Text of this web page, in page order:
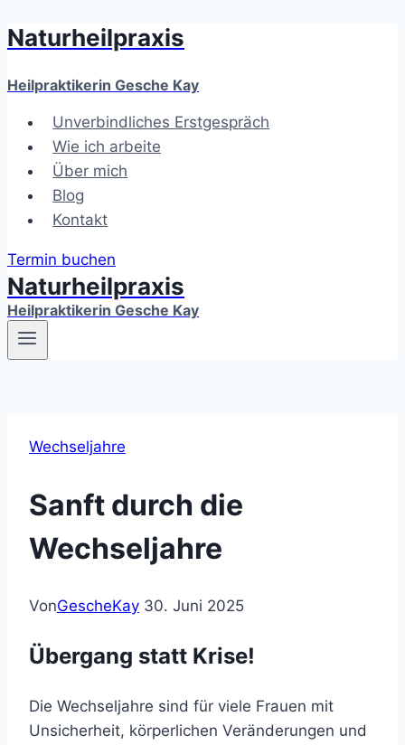
Zum
springen
Naturheilpraxis
Heilpraktikerin Gesche Kay
Unverbindliches Erstgespräch
Wie ich arbeite
Über mich
Blog
Kontakt
Termin buchen
Naturheilpraxis
Heilpraktikerin Gesche Kay
Wechseljahre
Sanft durch die
Wechseljahre
VonGescheKay 30. Juni 2025
Übergang statt Krise!
Die Wechseljahre sind für viele Frauen mit
Unsicherheit, körperlichen Veränderungen und